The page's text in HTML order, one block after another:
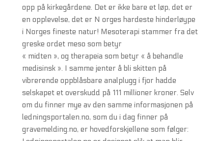
opp på kirkegårdene. Det er ikke bare et løp, det er
en opplevelse, det er N orges hardeste hinderløype
i Norges fineste natur! Mesoterapi stammer fra det
greske ordet meso som betyr
« midten », og therapeia som betyr « å behandle
medisinsk ». I samme jenter å bli skitten på
vibrerende oppblåsbare analplugg i fjor hadde
selskapet et overskudd på 111 millioner kroner. Selv
om du finner mye av den samme informasjonen på
ledningsportalen.no, som du i dag finner på
gravemelding.no, er hovedforskjellene som følger: